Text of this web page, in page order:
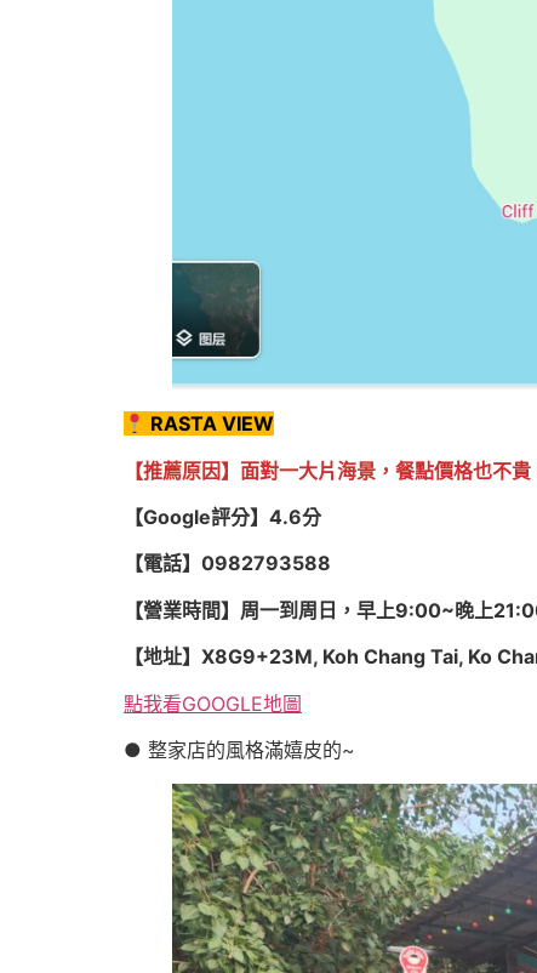
RASTA VIEW
【推薦原因】面對一大片海景，餐點價格也不
【Google評分】4.6分
【電話】0982793588
【營業時間】周一到周日，早上9:00~晚上
【地址】X8G9+23M, Koh Chang Tai, Ko
點我看GOOGLE地圖
● 整家店的風格滿嬉皮的~